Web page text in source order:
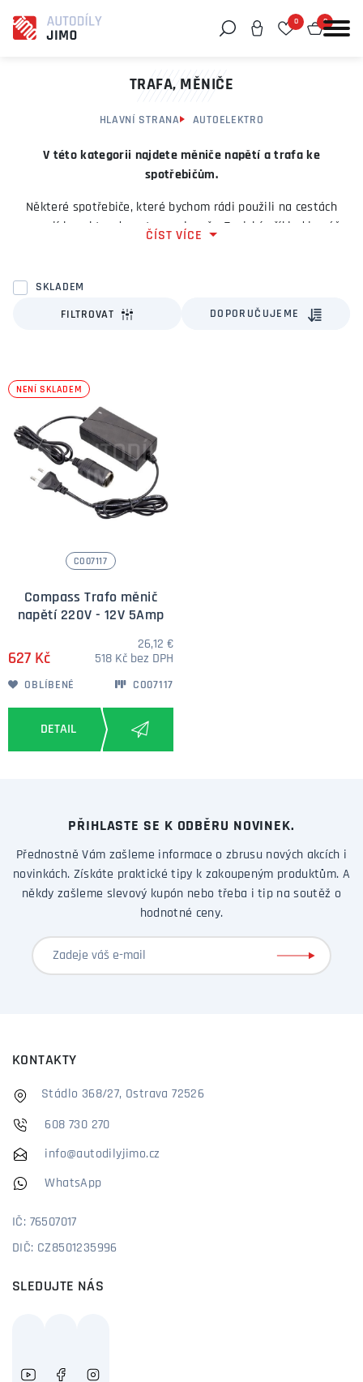
0 0
TRAFA, MĚNIČE
HLAVNÍ STRANA AUTOELEKTRO
V této kategorii najdete měniče napětí a trafa ke
spotřebičům.
Některé spotřebiče, které bychom rádi použili na cestách
nemají konektor do autozapalovače. Typický příklad je váš
dovolí připojit na elektroinstalaci automobilu.
Najdete zde napak měniče napětí, které dovolují použít
ČÍST VÍCE
SKLADEM
FILTROVAT DOPORUČUJEME
NENÍ SKLADEM
CO07117
Compass Trafo měnič
napětí 220V - 12V 5Amp
627 Kč
26,12 €
518 Kč bez DPH
OBLÍBENÉ CO07117
PŘIHLASTE SE K ODBĚRU NOVINEK.
Přednostně Vám zašleme informace o zbrusu nových akcích i
novinkách. Získáte praktické tipy k zakoupeným produktům. A
někdy zašleme slevový kupón nebo třeba i tip na soutěž o
hodnotné ceny.
KONTAKTY
Stádlo 368/27, Ostrava 72526
608 730 270
info@autodilyjimo.cz
WhatsApp
IČ: 76507017
DIČ: CZ8501235996
SLEDUJTE NÁS
Můžeme vám pomoci něco najít?